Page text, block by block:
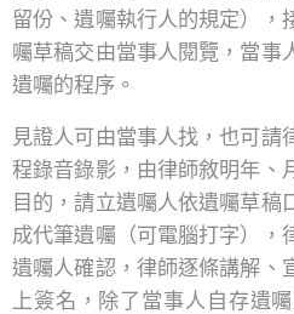
留份、遺囑執行人的規定），
囑草稿交由當事人閱覽，當事
遺囑的程序。
見證人可由當事人找，也可請
程錄音錄影，由律師敘明年、
目的，請立遺囑人依遺囑草稿
成代筆遺囑（可電腦打字），
遺囑人確認，律師逐條講解、
上簽名，除了當事人自存遺